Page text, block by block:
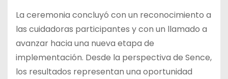
La ceremonia concluyó con un reconocimiento a
las cuidadoras participantes y con un llamado a
avanzar hacia una nueva etapa de
implementación. Desde la perspectiva de Sence,
los resultados representan una oportunidad